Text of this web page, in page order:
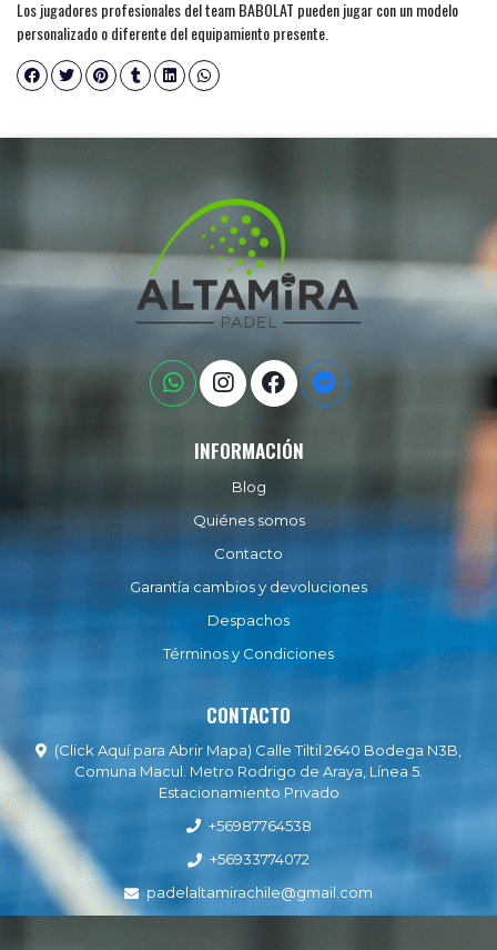
Los jugadores profesionales del team BABOLAT pueden jugar con un modelo
personalizado o diferente del equipamiento presente.
INFORMACIÓN
Blog
Quiénes somos
Contacto
Garantía cambios y devoluciones
Despachos
Términos y Condiciones
CONTACTO
(Click Aquí para Abrir Mapa) Calle Tiltil 2640 Bodega N3B,
Comuna Macul. Metro Rodrigo de Araya, Línea 5.
Estacionamiento Privado
+56987764538
+56933774072
padelaltamirachile@gmail.com